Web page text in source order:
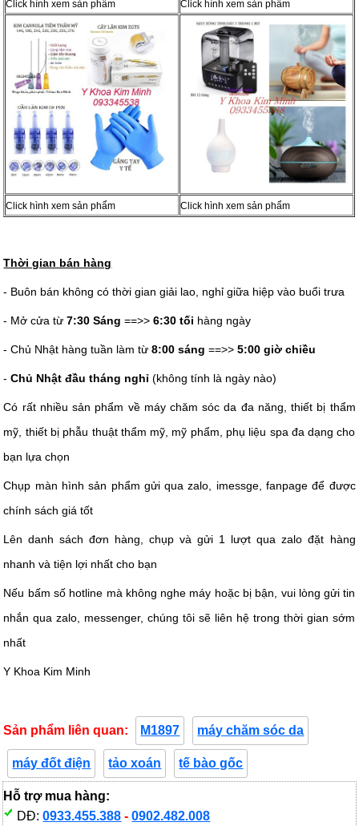
Click hình xem sản phẩm Click hình xem sản phẩm
Click hình xem sản phẩm Click hình xem sản phẩm
Thời gian bán hàng
- Buôn bán không có thời gian giải lao, nghỉ giữa hiệp vào buổi trưa
- Mở cửa từ7:30 Sáng ==>> 6:30 tối hàng ngày
- Chủ Nhật hàng tuần làm từ8:00 sáng ==>>5:00 giờ chiều
-Chủ Nhật đầu tháng nghỉ (không tính là ngày nào)
Có rất nhiều sản phẩm về máy chăm sóc da đa năng, thiết bị thẩm
mỹ, thiết bị phẫu thuật thẩm mỹ, mỹ phẩm, phụ liệu spa đa dạng cho
bạn lựa chọn
Chụp màn hình sản phẩm gửi qua zalo, imessge, fanpage để được
chính sách giá tốt
Lên danh sách đơn hàng, chụp và gửi 1 lượt qua zalo đặt hàng
nhanh và tiện lợi nhất cho bạn
Nếu bấm số hotline mà không nghe máy hoặc bị bận, vui lòng gửi tin
nhắn qua zalo, messenger, chúng tôi sẽ liên hệ trong thời gian sớm
nhất
Y Khoa Kim Minh
Sản phẩm liên quan: M1897 máy chăm sóc da
máy đốt điện tảo xoán tế bào gốc
Hỗ trợ mua hàng:
DĐ:0933.455.388 -0902.482.008